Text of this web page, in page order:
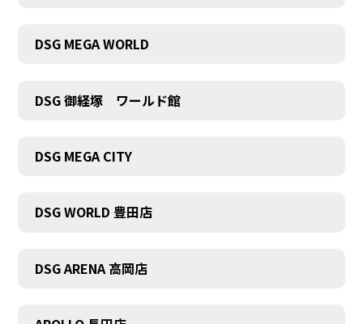
DSG MEGA WORLD
DSG 御経塚 ワールド館
DSG MEGA CITY
DSG WORLD 豊田店
DSG ARENA 高岡店